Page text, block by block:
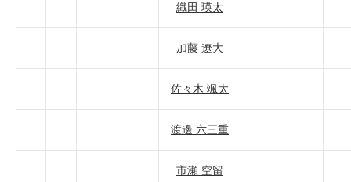
織田 瑛太
加藤 遼大
佐々木 颯太
渡邊 六三重
市瀬 空留